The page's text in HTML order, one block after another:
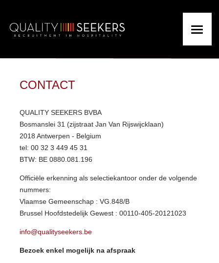
CONTACT
QUALITY SEEKERS BVBA
Bosmanslei 31 (zijstraat Jan Van Rijswijcklaan)
2018 Antwerpen - Belgium
tel: 00 32 3 449 45 31
BTW: BE 0880.081.196
Officiële erkenning als selectiekantoor onder de volgende
nummers:
Vlaamse Gemeenschap : VG.848/B
Brussel Hoofdstedelijk Gewest : 00110-405-20121023
info@qualityseekers.be
Bezoek enkel mogelijk na afspraak